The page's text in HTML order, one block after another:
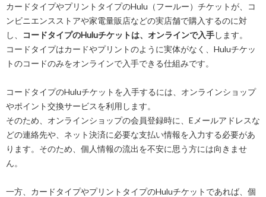
カードタイプやプリントタイプのHulu（フールー）チケットが、コ
ンビニエンスストアや家電量販店などの実店舗で購入するのに対
し、
コードタイプのHuluチケットは、オンラインで入手します。
コードタイプはカードやプリントのように実体がなく、Huluチケッ
トのコードのみをオンラインで入手できる仕組みです。
コードタイプのHuluチケットを入手するには、オンラインショップ
やポイント交換サービスを利用します。
そのため、オンラインショップの会員登録時に、Eメールアドレスな
どの連絡先や、ネット決済に必要な支払い情報を入力する必要があ
ります。そのため、個人情報の流出を不安に思う方には向きませ
ん。
一方、カードタイプやプリントタイプのHuluチケットであれば、個